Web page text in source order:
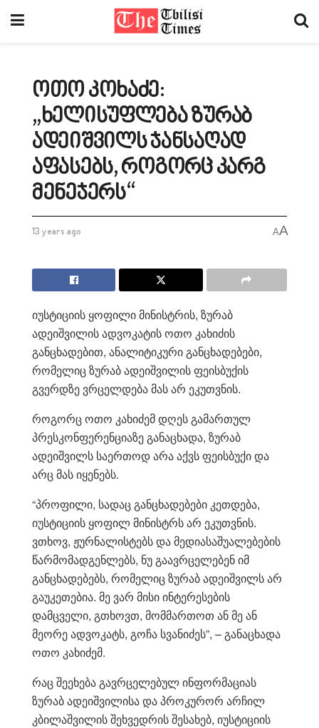
ოთო კოხაძე:
„ხელისუფლება ზურაბ
ადეიშვილს ჯანსაღად
აფასებს, როგორც კარგ
მენეჯერს“
13 years ago AA
იუსტიციის ყოფილი მინისტრის, ზურაბ
ადეიშვილის ადვოკატის ოთო კახიძის
განცხადებით, ანალიტიკური განცხადებები,
რომელიც ზურაბ ადეიშვილის ფეისბუქის
გვერდზე ვრცელდება მას არ ეკუთვნის.
როგორც ოთო კახიძემ დღეს გამართულ
პრესკონფერენციაზე განაცხადა, ზურაბ
ადეიშვილს საერთოდ არა აქვს ფეისბუქი და
არც მას იყენებს.
“პროფილი, სადაც განცხადებები კეთდება,
იუსტიციის ყოფილ მინისტრს არ ეკუთვნის.
ვთხოვ, ჟურნალისტებს და მედიასაშუალებების
წარმომადგენლებს, ნუ გაავრცელებენ იმ
განცხადებებს, რომელიც ზურაბ ადეიშვილს არ
გაუკეთებია. მე ვარ მისი ინტერესების
დამცველი, გთხოვთ, მომმართოთ ან მე ან
მეორე ადვოკატს, გოჩა სვანიძეს”, – განაცხადა
ოთო კახიძემ.
რაც შეეხება გავრცელებულ ინფორმაციას
ზურაბ ადეიშვილისა და პროკურორ არჩილ
კბილაშვილის შეხვედრის შესახებ, იუსტიციის